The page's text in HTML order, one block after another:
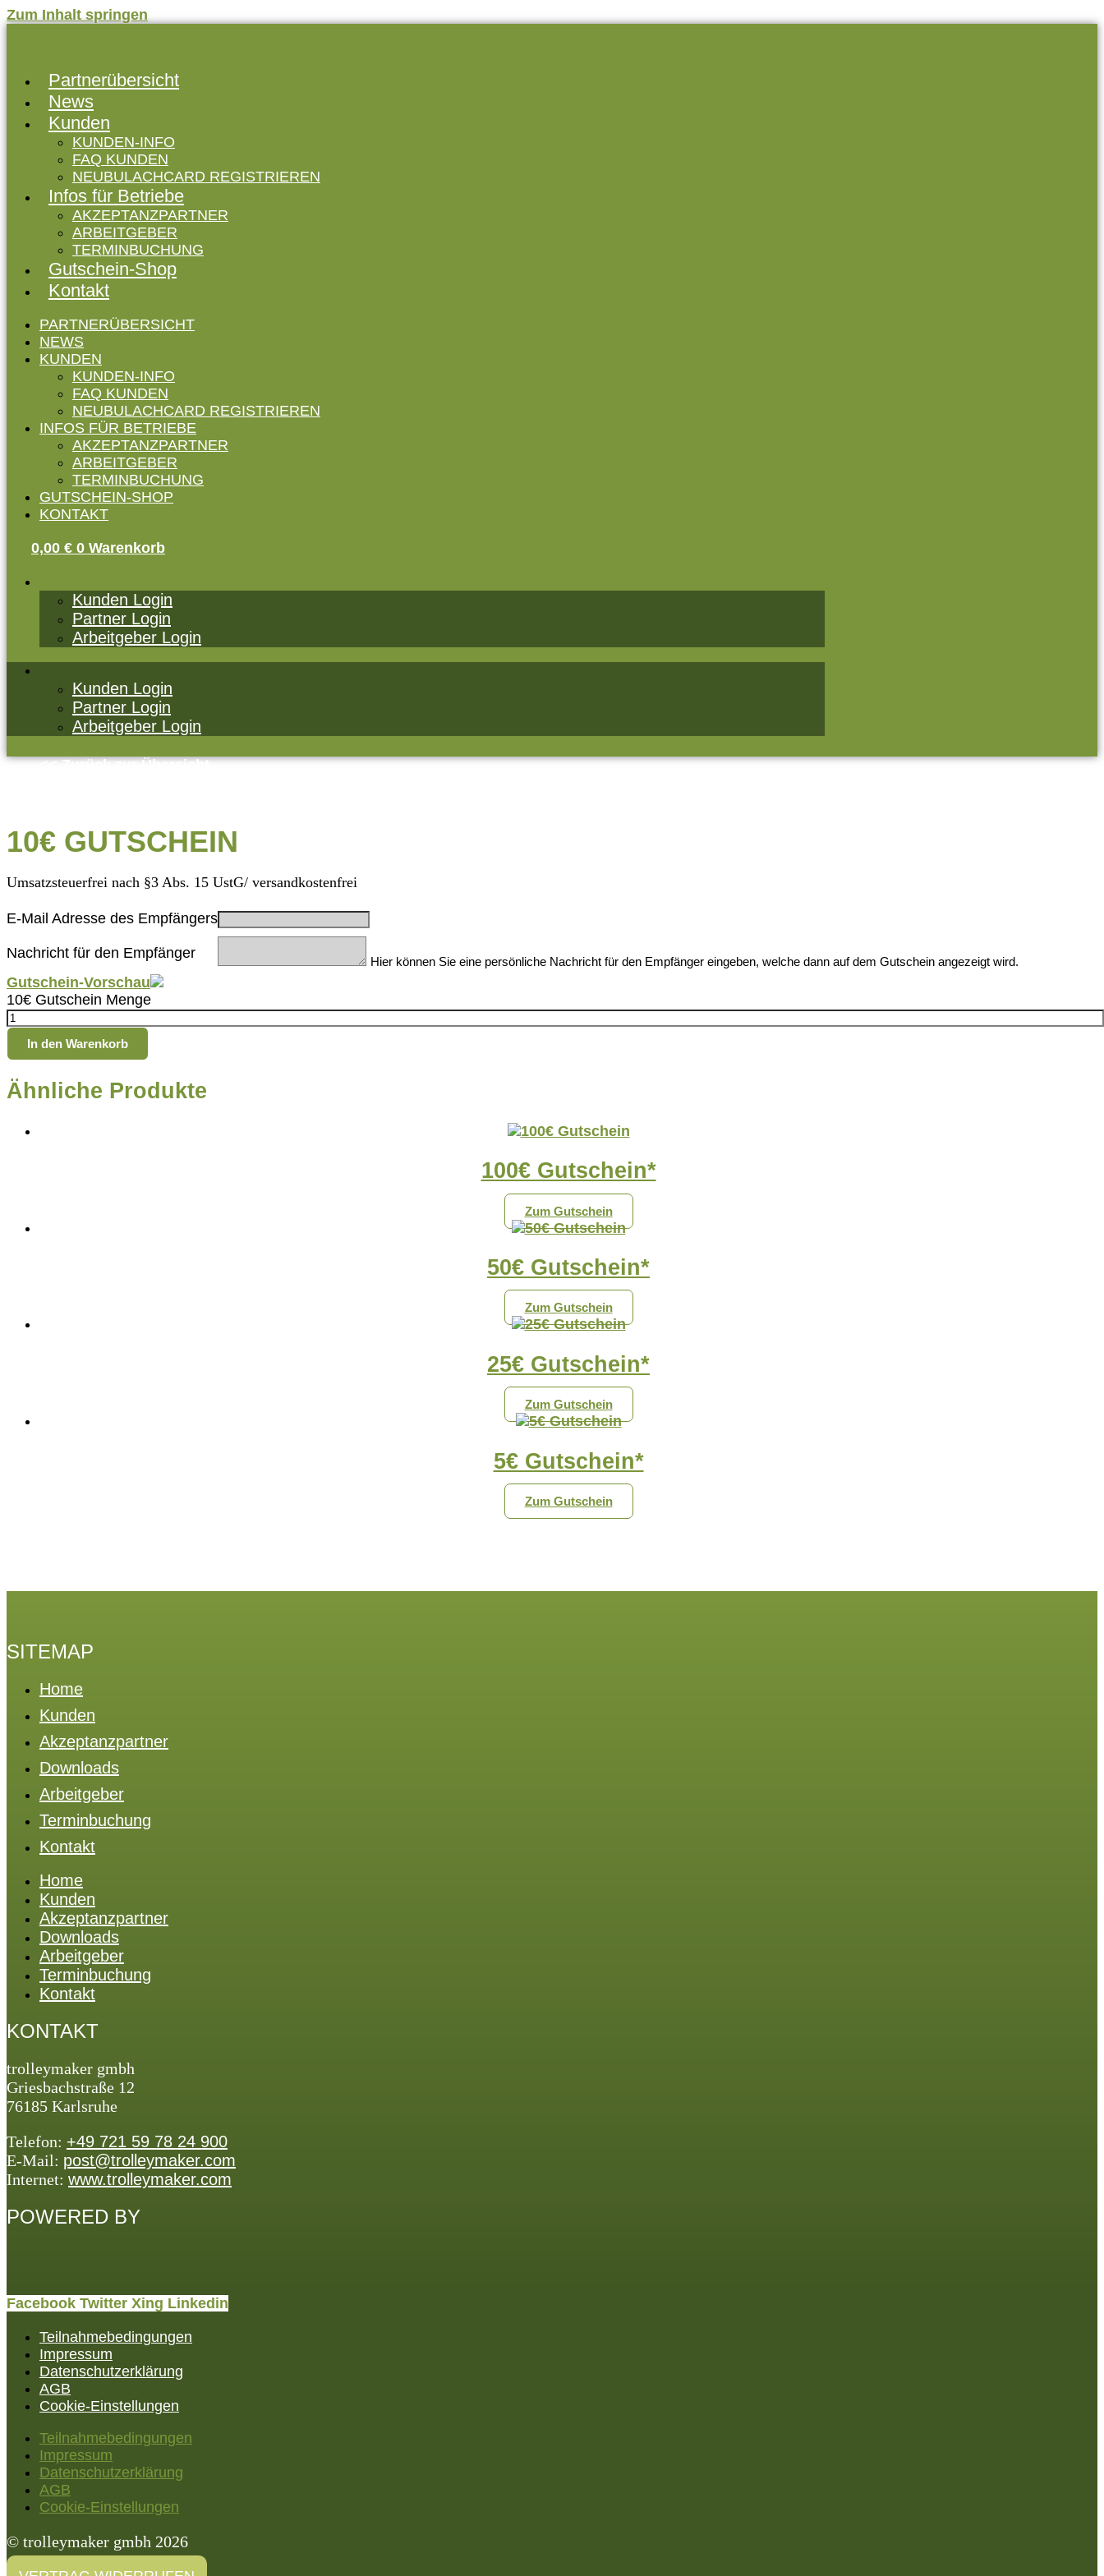
Zum Inhalt springen
Partnerübersicht
News
Kunden
KUNDEN-INFO
FAQ KUNDEN
NEUBULACHCARD REGISTRIEREN
Infos für Betriebe
AKZEPTANZPARTNER
ARBEITGEBER
TERMINBUCHUNG
Gutschein-Shop
Kontakt
PARTNERÜBERSICHT
NEWS
KUNDEN
KUNDEN-INFO
FAQ KUNDEN
NEUBULACHCARD REGISTRIEREN
INFOS FÜR BETRIEBE
AKZEPTANZPARTNER
ARBEITGEBER
TERMINBUCHUNG
GUTSCHEIN-SHOP
KONTAKT
0,00 € 0 Warenkorb
Kunden Login
Partner Login
Arbeitgeber Login
Kunden Login
Partner Login
Arbeitgeber Login
<< Zurück zur Übersicht
10€ GUTSCHEIN
Umsatzsteuerfrei nach §3 Abs. 15 UstG/ versandkostenfrei
E-Mail Adresse des Empfängers
Nachricht für den Empfänger
Hier können Sie eine persönliche Nachricht für den Empfänger eingeben, welche dann auf dem Gutschein angezeigt wird.
Gutschein-Vorschau
10€ Gutschein Menge
In den Warenkorb
Ähnliche Produkte
100€ Gutschein*
Zum Gutschein
50€ Gutschein*
Zum Gutschein
25€ Gutschein*
Zum Gutschein
5€ Gutschein*
Zum Gutschein
SITEMAP
Home
Kunden
Akzeptanzpartner
Downloads
Arbeitgeber
Terminbuchung
Kontakt
Home
Kunden
Akzeptanzpartner
Downloads
Arbeitgeber
Terminbuchung
Kontakt
KONTAKT
trolleymaker gmbh
Griesbachstraße 12
76185 Karlsruhe
Telefon: +49 721 59 78 24 900
E-Mail: post@trolleymaker.com
Internet: www.trolleymaker.com
POWERED BY
Facebook Twitter Xing Linkedin
Teilnahmebedingungen
Impressum
Datenschutzerklärung
AGB
Cookie-Einstellungen
Teilnahmebedingungen
Impressum
Datenschutzerklärung
AGB
Cookie-Einstellungen
© trolleymaker gmbh 2026